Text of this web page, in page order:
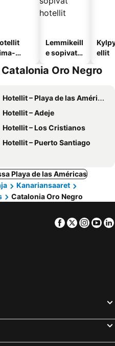
Lemmikeill
e sopivat
ellit
Oro Negro
Hotellit – Playa de las Américas
Hotellit – Adeje
Hotellit – Los Cristianos
Hotellit – Puerto Santiago
Playa de las Américas
Kanariansaaret
Catalonia Oro Negro
Facebook
Twitter